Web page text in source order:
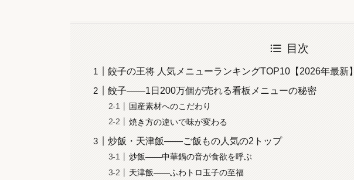
目次
餃子の王将 人気メニューランキングTOP10【2026年最新】
餃子――1日200万個が売れる看板メニューの秘密
国産素材へのこだわり
焼き方の違いで味が変わる
炒飯・天津飯――ご飯もの人気の2トップ
炒飯――中華鍋の音が食欲を呼ぶ
天津飯――ふわトロ玉子の至福